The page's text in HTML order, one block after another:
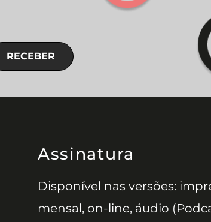
RECEBER
Assinatura
Disponível nas versões:
mensal, on-line, áudio